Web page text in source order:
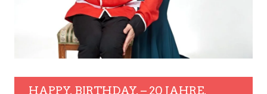
HAPPY. BIRTHDAY. – 20 JAHRE.